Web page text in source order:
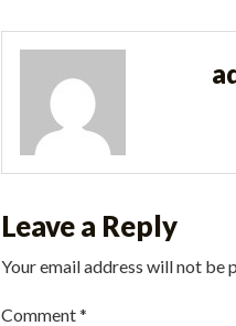
Leave a Reply
Your email address will not be
Comment*